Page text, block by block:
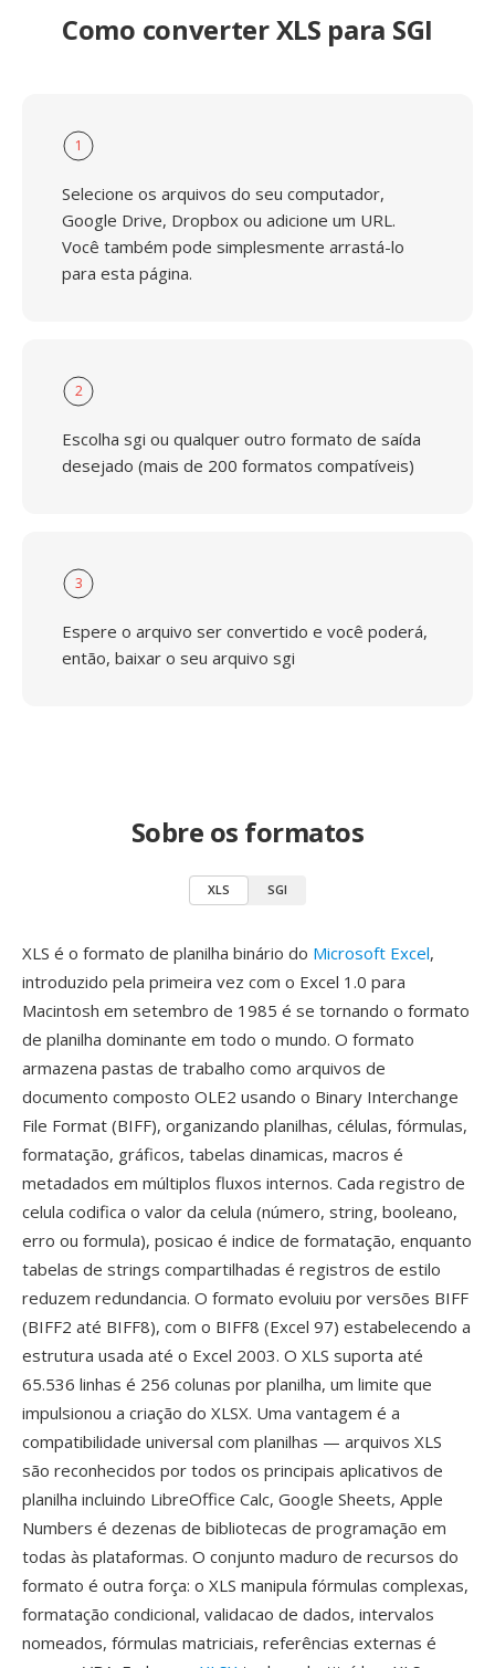
Como converter XLS para SGI
1
Selecione os arquivos do seu computador,
Google Drive, Dropbox ou adicione um URL.
Você também pode simplesmente arrastá-lo
para esta página.
2
Escolha sgi ou qualquer outro formato de saída
desejado (mais de 200 formatos compatíveis)
3
Espere o arquivo ser convertido e você poderá,
então, baixar o seu arquivo sgi
Sobre os formatos
XLS SGI
XLS é o formato de planilha binário do Microsoft Excel,
introduzido pela primeira vez com o Excel 1.0 para
Macintosh em setembro de 1985 é se tornando o formato
de planilha dominante em todo o mundo. O formato
armazena pastas de trabalho como arquivos de
documento composto OLE2 usando o Binary Interchange
File Format (BIFF), organizando planilhas, células, fórmulas,
formatação, gráficos, tabelas dinamicas, macros é
metadados em múltiplos fluxos internos. Cada registro de
celula codifica o valor da celula (número, string, booleano,
erro ou formula), posicao é indice de formatação, enquanto
tabelas de strings compartilhadas é registros de estilo
reduzem redundancia. O formato evoluiu por versões BIFF
(BIFF2 até BIFF8), com o BIFF8 (Excel 97) estabelecendo a
estrutura usada até o Excel 2003. O XLS suporta até
65.536 linhas é 256 colunas por planilha, um limite que
impulsionou a criação do XLSX. Uma vantagem é a
compatibilidade universal com planilhas — arquivos XLS
são reconhecidos por todos os principais aplicativos de
planilha incluindo LibreOffice Calc, Google Sheets, Apple
Numbers é dezenas de bibliotecas de programação em
todas às plataformas. O conjunto maduro de recursos do
formato é outra força: o XLS manipula fórmulas complexas,
formatação condicional, validacao de dados, intervalos
nomeados, fórmulas matriciais, referências externas é